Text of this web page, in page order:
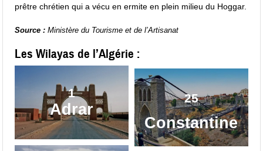
prêtre chrétien qui a vécu en ermite en plein milieu du Hoggar.
Source : Ministère du Tourisme et de l’Artisanat
Les Wilayas de l’Algérie :
1
Adrar
25
Constantine